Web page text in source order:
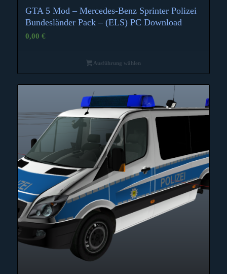
GTA 5 Mod – Mercedes-Benz Sprinter Polizei
Bundesländer Pack – (ELS) PC Download
0,00 €
Ausführung wählen